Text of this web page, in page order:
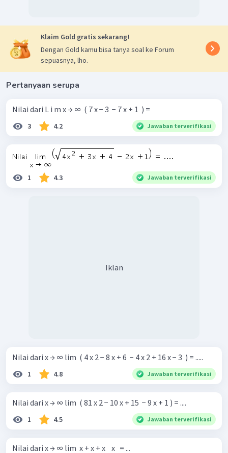
Klaim Gold gratis sekarang!
Dengan Gold kamu bisa tanya soal ke Forum
sepuasnya, lho.
Pertanyaan serupa
Nilai dari L i m x → ∞ ​ ( 7 x − 3 ​ − 7 x + 1 ​ ) =
3 4.2 Jawaban terverifikasi
1 4.3 Jawaban terverifikasi
Iklan
Nilai dari x → ∞ lim ​ ( 4 x 2 − 8 x + 6 ​ − 4 x 2 + 16 x − 3 ​ ) = .....
1 4.8 Jawaban terverifikasi
Nilai dari x → ∞ lim ​ ( 81 x 2 − 10 x + 15 ​ − 9 x + 1 ) = ....
1 4.5 Jawaban terverifikasi
Nilai dari x → ∞ lim ​ x + x + x ​ ​ ​ x ​ ​ = ...